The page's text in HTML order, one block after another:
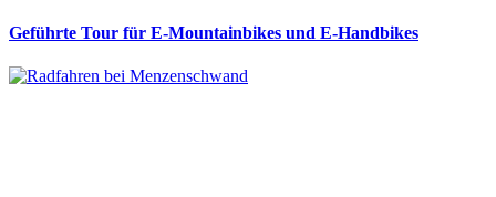
Geführte Tour für E-Mountainbikes und E-Handbikes